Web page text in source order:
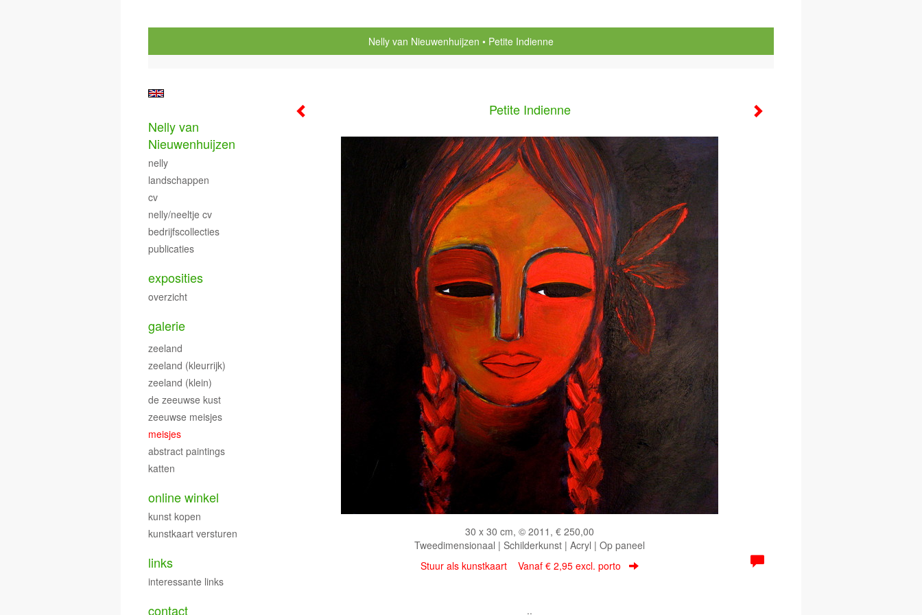
Nelly van Nieuwenhuijzen Petite Indienne
Petite Indienne
30 x 30 cm, © 2011, € 250,00
Tweedimensionaal | Schilderkunst | Acryl | Op paneel
Stuur als kunstkaart Vanaf € 2,95 excl. porto
..
Nelly van
Nieuwenhuijzen
nelly
landschappen
cv
nelly/neeltje cv
bedrijfscollecties
publicaties
exposities
overzicht
galerie
zeeland
zeeland (kleurrijk)
zeeland (klein)
de zeeuwse kust
zeeuwse meisjes
meisjes
abstract paintings
katten
online winkel
kunst kopen
kunstkaart versturen
links
interessante links
contact